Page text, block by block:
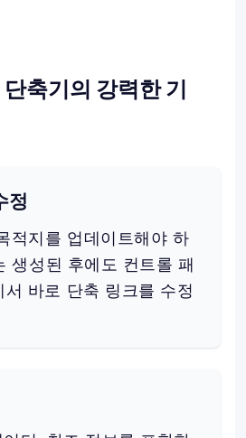
축기의 강력한 기
정
적지를 업데이트해야 하
생성된 후에도 컨트롤 패
바로 단축 링크를 수정